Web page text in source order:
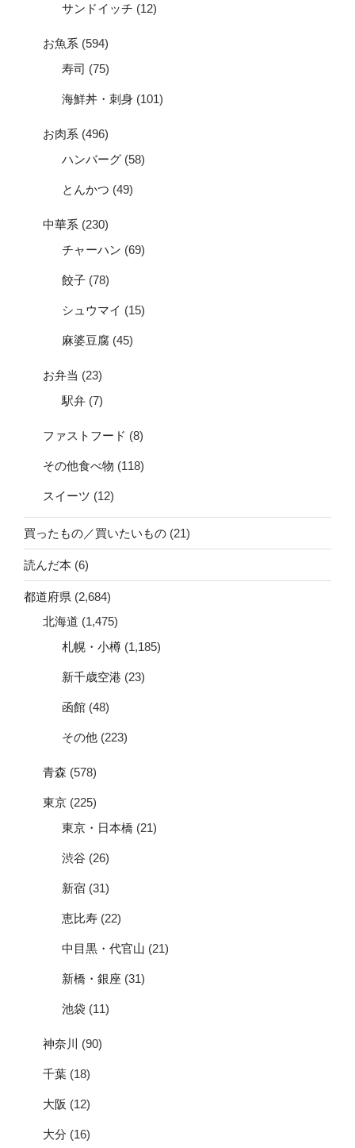
サンドイッチ (12)
お魚系 (594)
寿司 (75)
海鮮丼・刺身 (101)
お肉系 (496)
ハンバーグ (58)
とんかつ (49)
中華系 (230)
チャーハン (69)
餃子 (78)
シュウマイ (15)
麻婆豆腐 (45)
お弁当 (23)
駅弁 (7)
ファストフード (8)
その他食べ物 (118)
スイーツ (12)
買ったもの／買いたいもの (21)
読んだ本 (6)
都道府県 (2,684)
北海道 (1,475)
札幌・小樽 (1,185)
新千歳空港 (23)
函館 (48)
その他 (223)
青森 (578)
東京 (225)
東京・日本橋 (21)
渋谷 (26)
新宿 (31)
恵比寿 (22)
中目黒・代官山 (21)
新橋・銀座 (31)
池袋 (11)
神奈川 (90)
千葉 (18)
大阪 (12)
大分 (16)